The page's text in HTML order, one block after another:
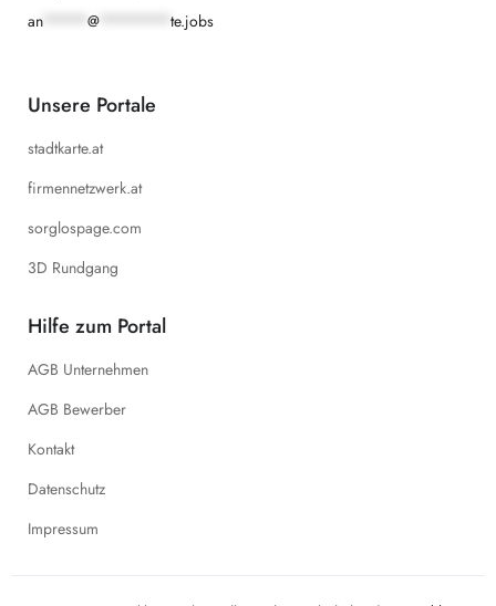
an
@ te.jobs
Unsere Portale
stadtkarte.at
firmennetzwerk.at
sorglospage.com
3D Rundgang
Hilfe zum Portal
AGB Unternehmen
AGB Bewerber
Kontakt
Datenschutz
Impressum